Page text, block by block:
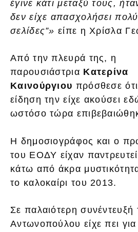
έγινε κάτι μεταξύ τους,
δεν είχε απασχολήσει πολύ
σελίδες”» είπε η Χρίσλα
Από την πλευρά της, η
παρουσιάστρια Κατερίνα
Καινούργιου πρόσθεσε
είδηση την είχε ακούσει
ωστόσο τώρα
Η δημοσιογράφος και ο
του ΕΟΔΥ είχαν
κάτω από άκρα
το καλοκαίρι του 2013.
Σε παλαιότερη
Αντωνοπούλου είχε πει